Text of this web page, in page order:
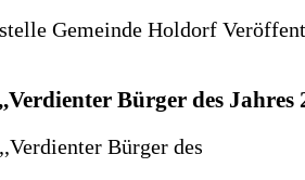
Gemeinde Holdorf
Bürger des Jahres